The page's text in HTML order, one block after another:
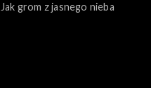
Jak grom z jasnego nieba